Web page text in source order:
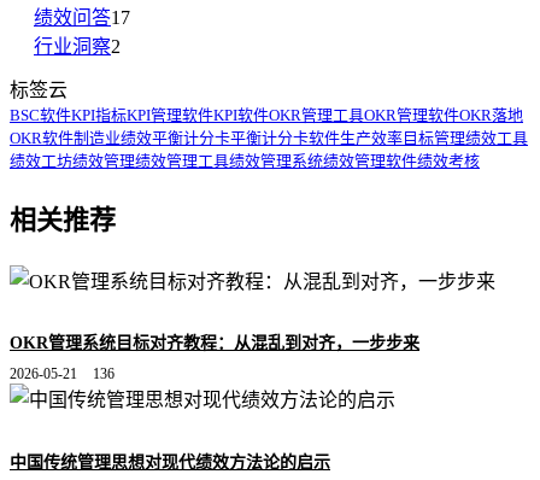
绩效问答17
行业洞察2
标签云
BSC软件KPI指标KPI管理软件KPI软件OKR管理工具OKR管理软件OKR落地
OKR软件制造业绩效平衡计分卡平衡计分卡软件生产效率目标管理绩效工具
绩效工坊绩效管理绩效管理工具绩效管理系统绩效管理软件绩效考核
相关推荐
OKR管理系统目标对齐教程：从混乱到对齐，一步步来
2026-05-21 136
中国传统管理思想对现代绩效方法论的启示